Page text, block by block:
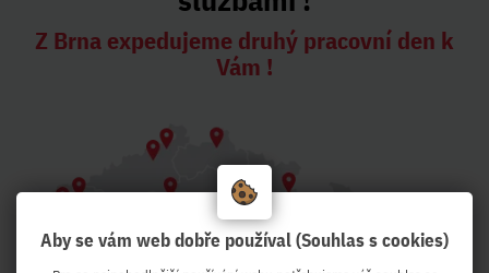
Z Brna expedujeme druhý pracovní den k
Vám !
Aby se vám web dobře používal (Souhlas s cookies)